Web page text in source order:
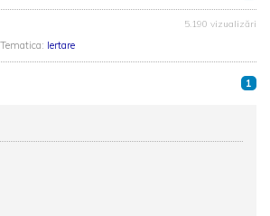
Iertare
5.190 vizualizări
1